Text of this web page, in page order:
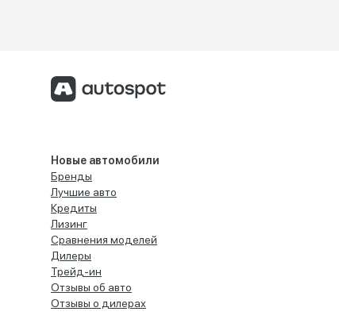
Новые автомобили
Бренды
Лучшие авто
Кредиты
Лизинг
Сравнения моделей
Дилеры
Трейд-ин
Отзывы об авто
Отзывы о дилерах